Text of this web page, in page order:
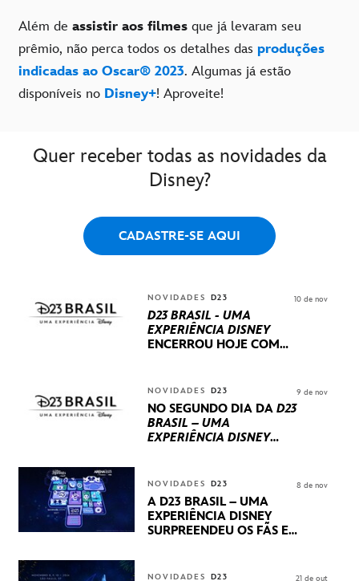
Além de assistir aos filmes que já levaram seu
prêmio, não perca todos os detalhes das produções
indicadas ao Oscar® 2023. Algumas já estão
disponíveis no Disney+! Aproveite!
Quer receber todas as novidades da
Disney?
CADASTRE-SE AQUI
NOVIDADES D23
D23 BRASIL - UMA
EXPERIÊNCIA DISNEY
ENCERROU HOJE COM
INTERNACIONAIS E
PRODUÇÕES BRASILEIRAS
10 de nov
NOVIDADES D23
NO SEGUNDO DIA DA D23
BRASIL – UMA
EXPERIÊNCIA DISNEY
STUDIOS REVELARAM
PRÉVIAS E NOVIDADES
DOS SEUS PRÓXIMOS
LANÇAMENTOS
9 de nov
NOVIDADES D23
A D23 BRASIL – UMA
EXPERIÊNCIA DISNEY
SURPREENDEU OS FÃS EM
APRESENTAÇÕES E
8 de nov
NOVIDADES D23 21 de out